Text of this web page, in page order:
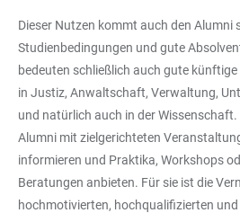
Dieser Nutzen kommt auch den Alumni
Studienbedingungen und gute
bedeuten schließlich auch gute
in Justiz, Anwaltschaft, Verwaltung,
und natürlich auch in der
Alumni mit zielgerichteten
informieren und Praktika, Workshops
Beratungen anbieten. Für sie ist die
hochmotivierten, hochqualifizierten